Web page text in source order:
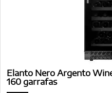
Elanto Nero Argento
160 garrafas